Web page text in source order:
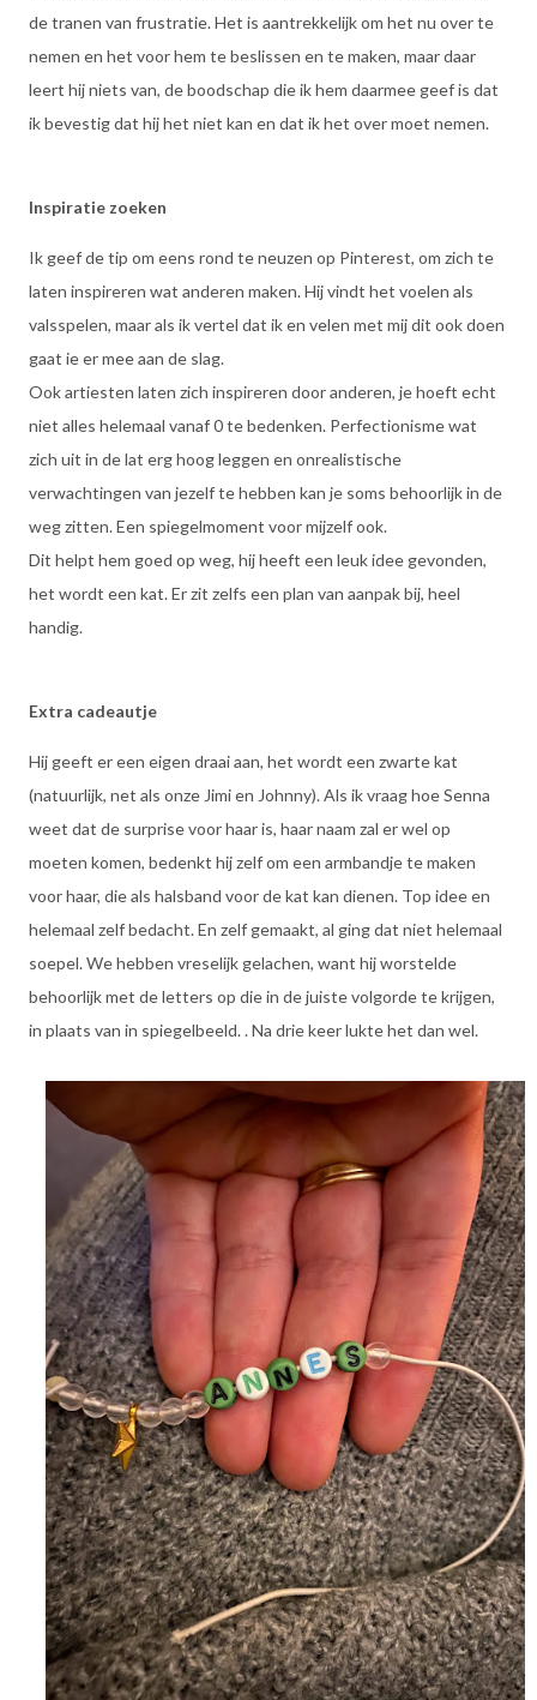
de tranen van frustratie. Het is aantrekkelijk om het nu over te
nemen en het voor hem te beslissen en te maken, maar daar
leert hij niets van, de boodschap die ik hem daarmee geef is dat
ik bevestig dat hij het niet kan en dat ik het over moet nemen.
Inspiratie zoeken
Ik geef de tip om eens rond te neuzen op Pinterest, om zich te
laten inspireren wat anderen maken. Hij vindt het voelen als
valsspelen, maar als ik vertel dat ik en velen met mij dit ook doen
gaat ie er mee aan de slag.
Ook artiesten laten zich inspireren door anderen, je hoeft echt
niet alles helemaal vanaf 0 te bedenken. Perfectionisme wat
zich uit in de lat erg hoog leggen en onrealistische
verwachtingen van jezelf te hebben kan je soms behoorlijk in de
weg zitten. Een spiegelmoment voor mijzelf ook.
Dit helpt hem goed op weg, hij heeft een leuk idee gevonden,
het wordt een kat. Er zit zelfs een plan van aanpak bij, heel
handig.
Extra cadeautje
Hij geeft er een eigen draai aan, het wordt een zwarte kat
(natuurlijk, net als onze Jimi en Johnny). Als ik vraag hoe Senna
weet dat de surprise voor haar is, haar naam zal er wel op
moeten komen, bedenkt hij zelf om een armbandje te maken
voor haar, die als halsband voor de kat kan dienen. Top idee en
helemaal zelf bedacht. En zelf gemaakt, al ging dat niet helemaal
soepel. We hebben vreselijk gelachen, want hij worstelde
behoorlijk met de letters op die in de juiste volgorde te krijgen,
in plaats van in spiegelbeeld. . Na drie keer lukte het dan wel.